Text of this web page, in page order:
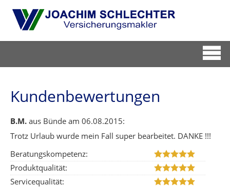
Kundenbewertungen
B.M. aus Bünde am 06.08.2015:
Trotz Urlaub wurde mein Fall super bearbeitet. DANKE !!!
Beratungskompetenz:
Produktqualität:
Servicequalität: